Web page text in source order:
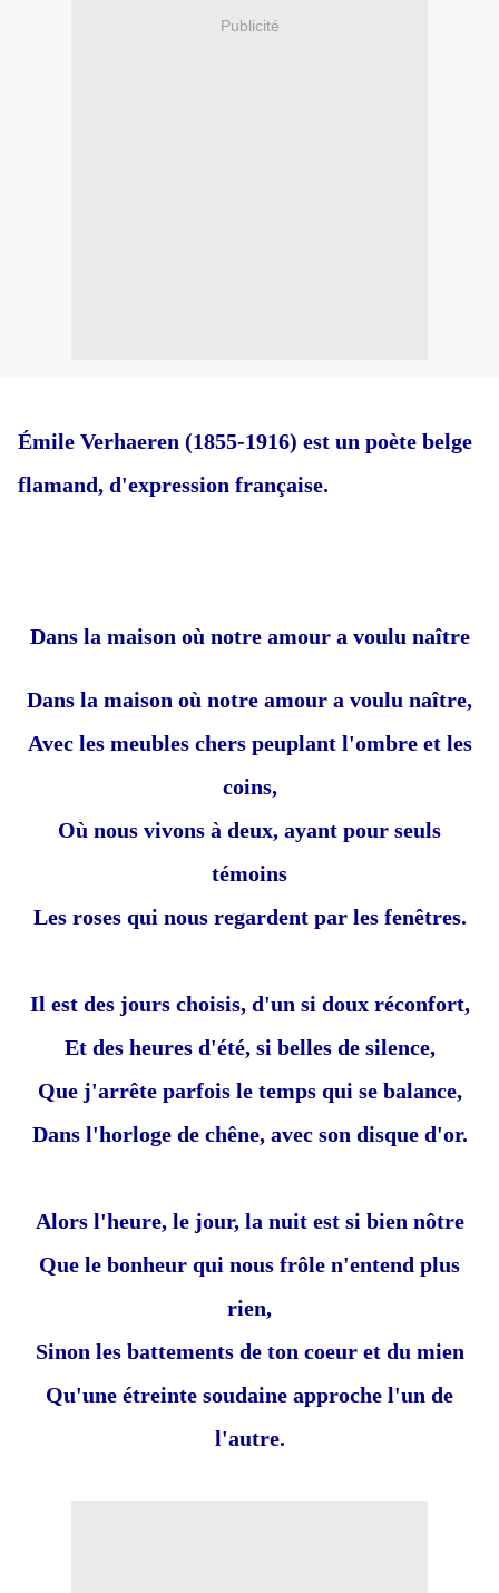
Publicité
Émile Verhaeren (1855-1916) est un poète belge
flamand, d'expression française.
Dans la maison où notre amour a voulu naître
Dans la maison où notre amour a voulu naître,
Avec les meubles chers peuplant l'ombre et les
coins,
Où nous vivons à deux, ayant pour seuls
témoins
Les roses qui nous regardent par les fenêtres.
Il est des jours choisis, d'un si doux réconfort,
Et des heures d'été, si belles de silence,
Que j'arrête parfois le temps qui se balance,
Dans l'horloge de chêne, avec son disque d'or.
Alors l'heure, le jour, la nuit est si bien nôtre
Que le bonheur qui nous frôle n'entend plus
rien,
Sinon les battements de ton coeur et du mien
Qu'une étreinte soudaine approche l'un de
l'autre.